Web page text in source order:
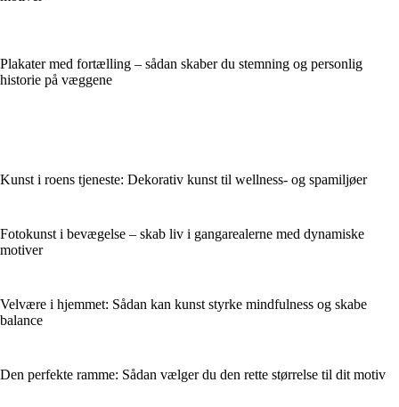
Plakater med fortælling – sådan skaber du stemning og personlig
historie på væggene
Kunst i roens tjeneste: Dekorativ kunst til wellness- og spamiljøer
Fotokunst i bevægelse – skab liv i gangarealerne med dynamiske
motiver
Velvære i hjemmet: Sådan kan kunst styrke mindfulness og skabe
balance
Den perfekte ramme: Sådan vælger du den rette størrelse til dit motiv